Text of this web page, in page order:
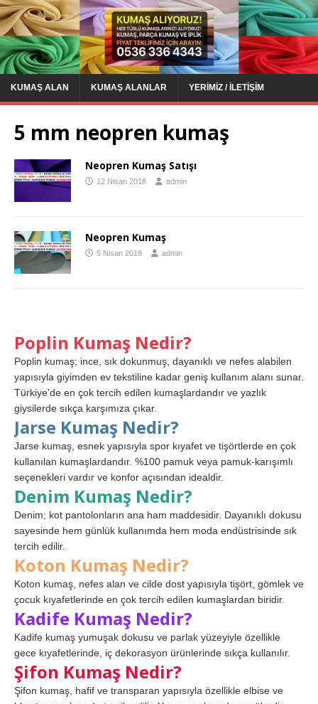
KUMAŞ ALAN KUMAŞ ALANLAR YERIMIZ / İLETIŞIM
5 mm neopren kumaş
Neopren Kumaş Satışı
12 Nisan 2018 admin
Neopren Kumaş
5 Nisan 2018 admin
Poplin Kumaş Nedir?
Poplin kumaş; ince, sık dokunmuş, dayanıklı ve nefes alabilen
yapısıyla giyimden ev tekstiline kadar geniş kullanım alanı sunar.
Türkiye’de en çok tercih edilen kumaşlardandır ve yazlık
giysilerde sıkça karşımıza çıkar.
Jarse Kumaş Nedir?
Jarse kumaş, esnek yapısıyla spor kıyafet ve tişörtlerde en çok
kullanılan kumaşlardandır. %100 pamuk veya pamuk-karışımlı
seçenekleri vardır ve konfor açısından idealdir.
Denim Kumaş Nedir?
Denim; kot pantolonların ana ham maddesidir. Dayanıklı dokusu
sayesinde hem günlük kullanımda hem moda endüstrisinde sık
tercih edilir.
Koton Kumaş Nedir?
Koton kumaş, nefes alan ve cilde dost yapısıyla tişört, gömlek ve
çocuk kıyafetlerinde en çok tercih edilen kumaşlardan biridir.
Kadife Kumaş Nedir?
Kadife kumaş yumuşak dokusu ve parlak yüzeyiyle özellikle
gece kıyafetlerinde, iç dekorasyon ürünlerinde sıkça kullanılır.
Şifon Kumaş Nedir?
Şifon kumaş, hafif ve transparan yapısıyla özellikle elbise ve